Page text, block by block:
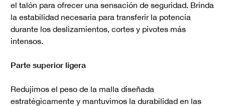
el talón para ofrecer una sensación de seguridad. Brinda
la estabilidad necesaria para transferir la potencia
durante los deslizamientos, cortes y pivotes más
intensos.
Parte superior ligera
Redujimos el peso de la malla diseñada
estratégicamente y mantuvimos la durabilidad en las